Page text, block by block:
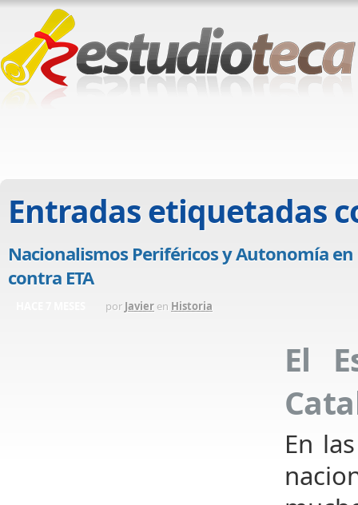
Entradas etiquetadas
Nacionalismos Periféricos y Autonomía en
contra ETA
por Javier en Historia
El
En